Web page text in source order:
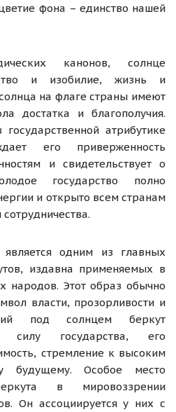
фона – единство нашей
канонов, солнце
и изобилие, жизнь и
на флаге страны имеют
достатка и благополучия.
атрибутике
его приверженность
и свидетельствует о
государство полно
и открыто всем странам
одним из главных
издавна применяемых в
народов. Этот образ обычно
власти, прозорливости и
под солнцем беркут
силу государства, его
стремление к высоким
будущему. Особое место
в мировоззрении
Он ассоциируется у них с